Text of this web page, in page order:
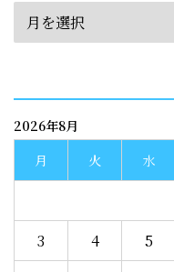
2026年8月
月
火 水
3
4 5